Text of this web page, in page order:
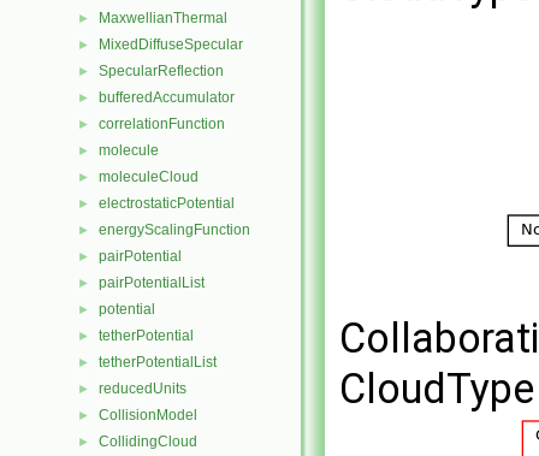
► MaxwellianThermal
► MixedDiffuseSpecular
► SpecularReflection
► bufferedAccumulator
► correlationFunction
► molecule
► moleculeCloud
► electrostaticPotential
► energyScalingFunction
► pairPotential
► pairPotentialList
► potential
► tetherPotential
► tetherPotentialList
► reducedUnits
► CollisionModel
► CollidingCloud